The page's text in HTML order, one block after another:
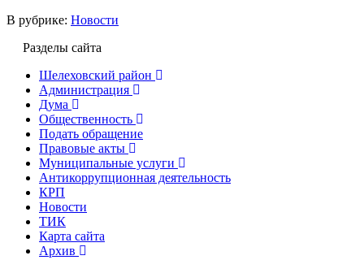
В рубрике: Новости
Разделы сайта
Шелеховский район
Администрация
Дума
Общественность
Подать обращение
Правовые акты
Муниципальные услуги
Антикоррупционная деятельность
КРП
Новости
ТИК
Карта сайта
Архив